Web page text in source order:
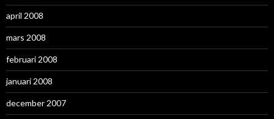
april 2008
mars 2008
februari 2008
januari 2008
december 2007